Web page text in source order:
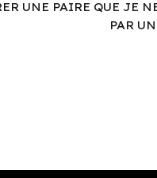
UNE PAIRE QUE JE
PAR